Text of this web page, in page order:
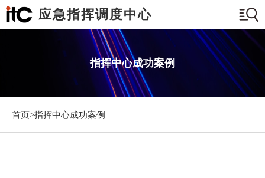
应急指挥调度中心
指挥中心成功案例
首页>指挥中心成功案例